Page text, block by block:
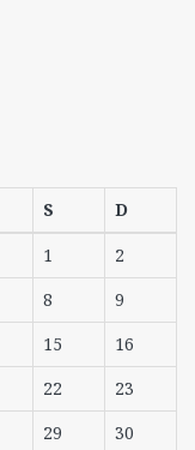
S
D
1
2
8
9
15
16
22
23
29
30